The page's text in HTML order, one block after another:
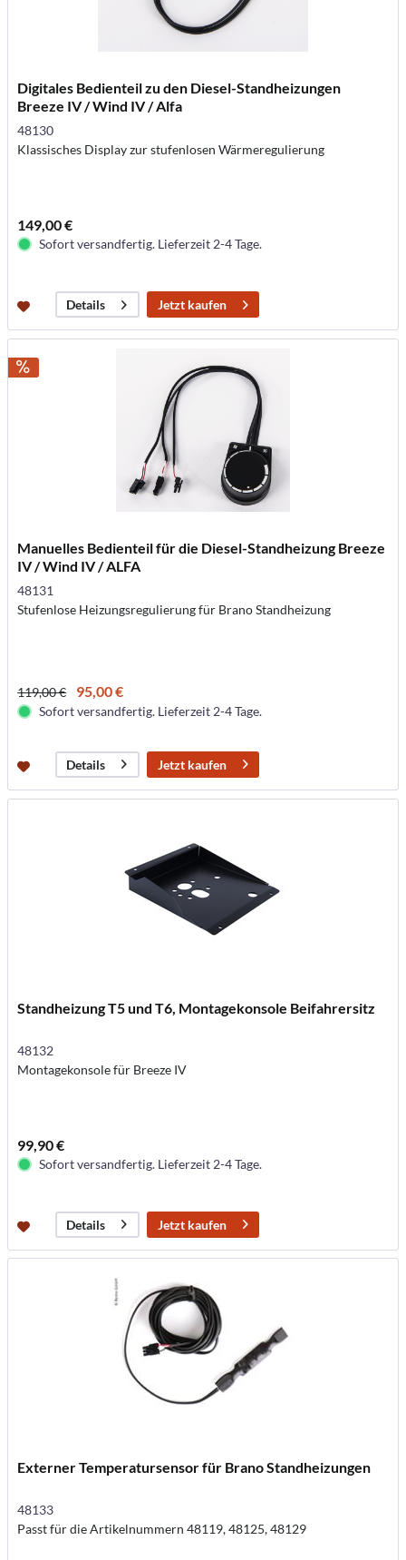
Digitales Bedienteil zu den Diesel-Standheizungen
Breeze IV / Wind IV / Alfa
48130
Klassisches Display zur stufenlosen Wärmeregulierung
149,00 €
Sofort versandfertig. Lieferzeit 2-4 Tage.
Details Jetzt kaufen
Manuelles Bedienteil für die Diesel-Standheizung Breeze
IV / Wind IV / ALFA
48131
Stufenlose Heizungsregulierung für Brano Standheizung
119,00 € 95,00 €
Sofort versandfertig. Lieferzeit 2-4 Tage.
Details Jetzt kaufen
Standheizung T5 und T6, Montagekonsole Beifahrersitz
48132
Montagekonsole für Breeze IV
99,90 €
Sofort versandfertig. Lieferzeit 2-4 Tage.
Details Jetzt kaufen
Externer Temperatursensor für Brano Standheizungen
48133
Passt für die Artikelnummern 48119, 48125, 48129